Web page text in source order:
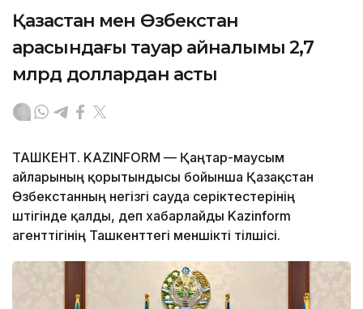
Қазақстан мен Өзбекстан
арасындағы тауар айналымы 2,7
млрд доллардан асты
ТАШКЕНТ. KAZINFORM — Қаңтар-маусым
айларының қорытындысы бойынша Қазақстан
Өзбекстанның негізгі сауда серіктестерінің
үштігінде қалды, деп хабарлайды Kazinform
агенттігінің Ташкенттегі меншікті тілшісі.